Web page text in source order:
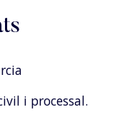
i processal.